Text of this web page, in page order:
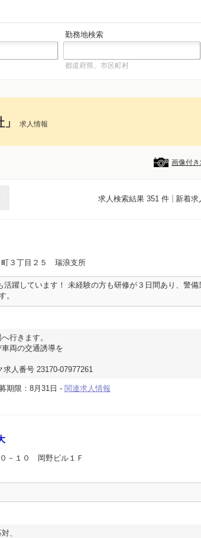
勤務地検索
都道府県、市区町村
求人情報
画像付
求人検索結果 351 件 新着求
町３丁目２５ 瑞浪支所
躍しています！ 未経験の方も研修が３日間あり、警備
。
行きます。
両の交通誘導を
人番号 23170-07977261
期限：8月31日 - 関連求人情報
－１０ 岡野ビル１Ｆ
、